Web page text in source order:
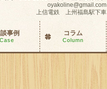
oyakoline@gmail.com
上信電鉄 上州福島駅下車
事例
Case
コラム
Column